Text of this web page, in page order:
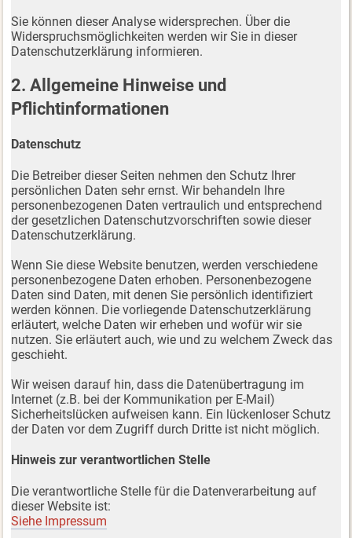
Sie können dieser Analyse widersprechen. Über die
Widerspruchsmöglichkeiten werden wir Sie in dieser
Datenschutzerklärung informieren.
2. Allgemeine Hinweise und
Pflichtinformationen
Datenschutz
Die Betreiber dieser Seiten nehmen den Schutz Ihrer
persönlichen Daten sehr ernst. Wir behandeln Ihre
personenbezogenen Daten vertraulich und entsprechend
der gesetzlichen Datenschutzvorschriften sowie dieser
Datenschutzerklärung.
Wenn Sie diese Website benutzen, werden verschiedene
personenbezogene Daten erhoben. Personenbezogene
Daten sind Daten, mit denen Sie persönlich identifiziert
werden können. Die vorliegende Datenschutzerklärung
erläutert, welche Daten wir erheben und wofür wir sie
nutzen. Sie erläutert auch, wie und zu welchem Zweck das
geschieht.
Wir weisen darauf hin, dass die Datenübertragung im
Internet (z.B. bei der Kommunikation per E-Mail)
Sicherheitslücken aufweisen kann. Ein lückenloser Schutz
der Daten vor dem Zugriff durch Dritte ist nicht möglich.
Hinweis zur verantwortlichen Stelle
Die verantwortliche Stelle für die Datenverarbeitung auf
dieser Website ist:
Siehe Impressum